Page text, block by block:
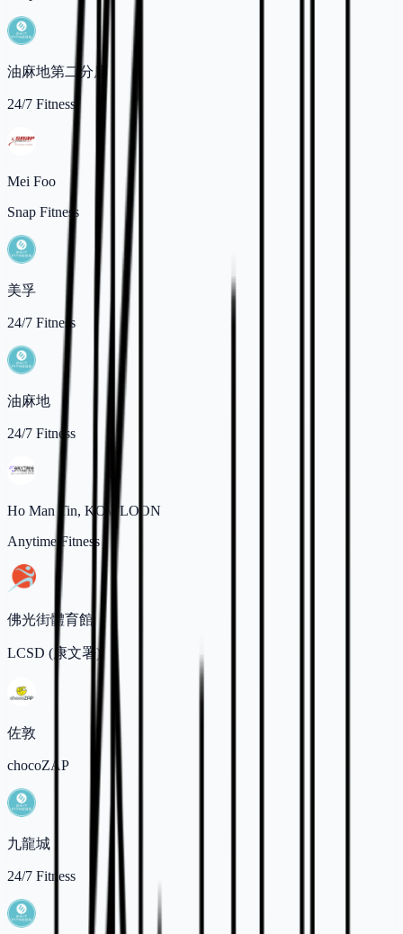
油麻地第二分店
24/7 Fitness
Mei Foo
Snap Fitness
美孚
24/7 Fitness
油麻地
24/7 Fitness
Ho Man Tin, KOWLOON
Anytime Fitness
佛光街體育館
LCSD (康文署)
佐敦
chocoZAP
九龍城
24/7 Fitness